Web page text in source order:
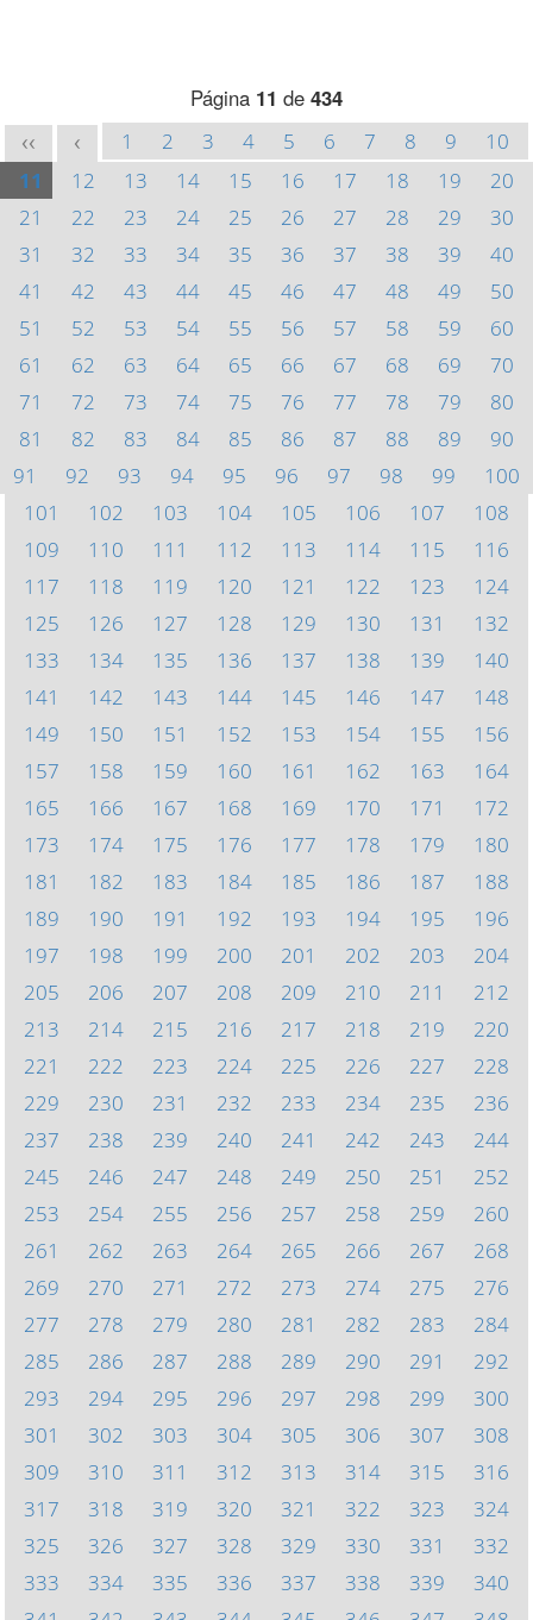
Página 11 de 434
<< < 1 2 3 4 5 6 7 8 9
10
11
12 13 14 15 16 17 18 19
20
21
22 23 24 25 26 27 28 29
30
31
32 33 34 35 36 37 38 39
40
41
42 43 44 45 46 47 48 49
50
51
52 53 54 55 56 57 58 59
60
61
62 63 64 65 66 67 68 69
70
71
72 73 74 75 76 77 78 79
80
81
82 83 84 85 86 87 88 89
90
91
92 93 94 95 96 97 98 99
100
101
102 103 104 105 106 107
108
109
110 111 112 113 114 115
116
117
118 119 120 121 122 123
124
125
126 127 128 129 130 131
132
133
134 135 136 137 138 139
140
141
142 143 144 145 146 147
148
149
150 151 152 153 154 155
156
157
158 159 160 161 162 163
164
165
166 167 168 169 170 171
172
173
174 175 176 177 178 179
180
181
182 183 184 185 186 187
188
189
190 191 192 193 194 195
196
197
198 199 200 201 202 203
204
205
206 207 208 209 210 211
212
213
214 215 216 217 218 219
220
221
222 223 224 225 226 227
228
229
230 231 232 233 234 235
236
237
238 239 240 241 242 243
244
245
246 247 248 249 250 251
252
253
254 255 256 257 258 259
260
261
262 263 264 265 266 267
268
269
270 271 272 273 274 275
276
277
278 279 280 281 282 283
284
285
286 287 288 289 290 291
292
293
294 295 296 297 298 299
300
301
302 303 304 305 306 307
308
309
310 311 312 313 314 315
316
317
318 319 320 321 322 323
324
325
326 327 328 329 330 331
332
333
334 335 336 337 338 339
340